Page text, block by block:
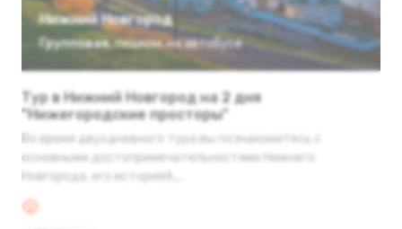
Нижний Новгород
Групповая, пешком, на автобусе
Тур в Нижний Новгород на 2 дня
"Нижегородские просторы"
Во время двухдневного тура вы познакомитесь с
основными достопримечательностями Нижнего
Новгорода, его историей,...